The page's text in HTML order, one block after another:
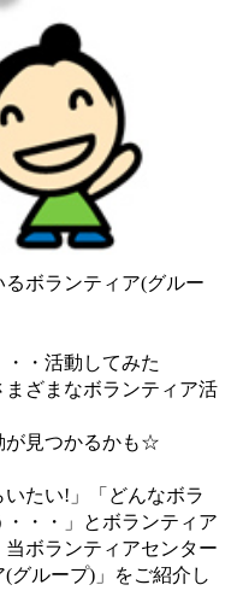
ボランティア(グルー
・・活動してみた
ざまなボランティア活
が見つかるかも☆
たい!」「どんなボラ
・・」とボランティア
ボランティアセンター
グループ)」をご紹介し